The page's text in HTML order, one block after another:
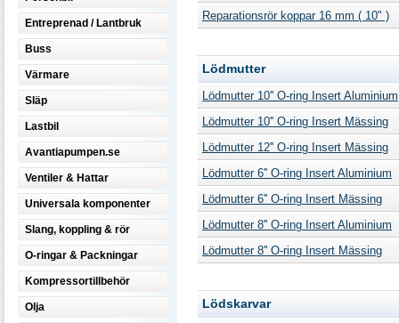
Entreprenad / Lantbruk
Buss
Värmare
Släp
Lastbil
Avantiapumpen.se
Ventiler & Hattar
Universala komponenter
Slang, koppling & rör
O-ringar & Packningar
Kompressortillbehör
Olja
Reparationsrör koppar 16 mm ( 10" )
Lödmutter
Lödmutter 10'' O-ring Insert Aluminium
Lödmutter 10'' O-ring Insert Mässing
Lödmutter 12'' O-ring Insert Mässing
Lödmutter 6'' O-ring Insert Aluminium
Lödmutter 6'' O-ring Insert Mässing
Lödmutter 8'' O-ring Insert Aluminium
Lödmutter 8'' O-ring Insert Mässing
Lödskarvar